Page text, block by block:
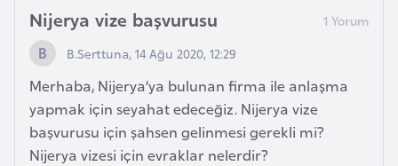
Nijerya vize başvurusu
B.Serttuna, 14 Ağu 2020, 12:29
Merhaba, Nijerya’ya bulunan firma ile anlaşma
yapmak için seyahat edeceğiz. Nijerya vize
başvurusu için şahsen gelinmesi gerekli mi?
Nijerya vizesi için evraklar nelerdir?
F
a
n
s
a